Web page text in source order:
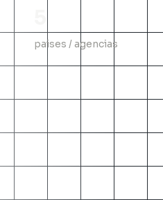
paises / agencias